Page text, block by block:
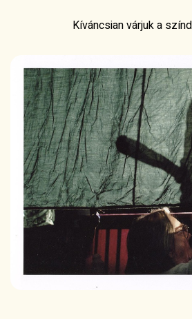
Kíváncsian várjuk a